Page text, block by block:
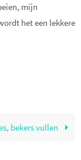
mijn
het een lekkere
bekers vullen